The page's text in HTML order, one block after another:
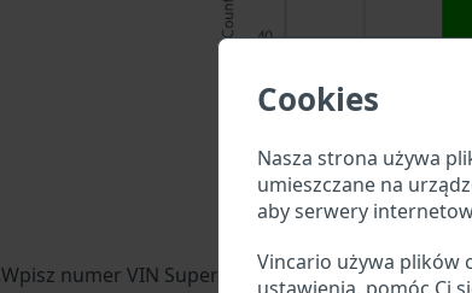
Cookies
Nasza strona używa
umieszczane na
aby serwery
Vincario używa plików
ustawienia, pomóc Ci
Wpisz numer VIN Super SOCOa w pole